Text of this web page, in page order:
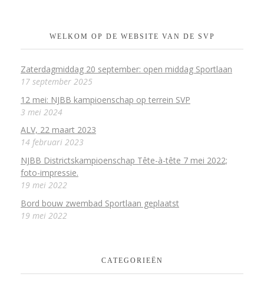
WELKOM OP DE WEBSITE VAN DE SVP
Zaterdagmiddag 20 september: open middag Sportlaan
17 september 2025
12 mei: NJBB kampioenschap op terrein SVP
3 mei 2024
ALV, 22 maart 2023
14 februari 2023
NJBB Districtskampioenschap Tête-à-tête 7 mei 2022;
foto-impressie.
19 mei 2022
Bord bouw zwembad Sportlaan geplaatst
19 mei 2022
CATEGORIEËN